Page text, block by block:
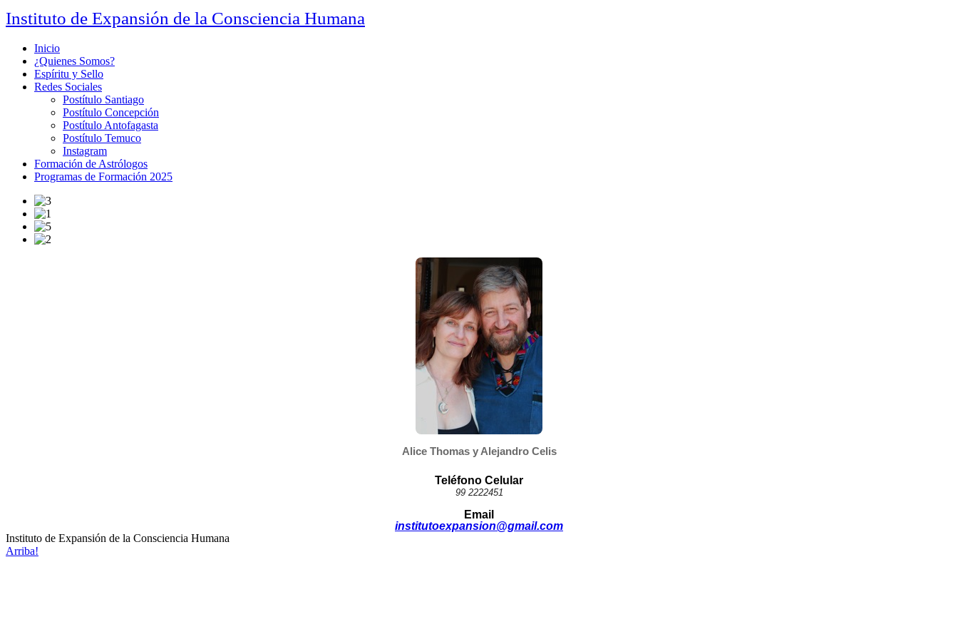
Instituto de Expansión de la Consciencia Humana
Inicio
¿Quienes Somos?
Espíritu y Sello
Redes Sociales
Postítulo Santiago
Postítulo Concepción
Postítulo Antofagasta
Postítulo Temuco
Instagram
Formación de Astrólogos
Programas de Formación 2025
Alice Thomas y Alejandro Celis
Teléfono Celular
99 2222451
Email
institutoexpansion@gmail.com
Instituto de Expansión de la Consciencia Humana
Arriba!